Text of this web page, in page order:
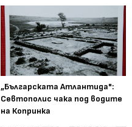
„Българската Атлантида":
Севтополис чака под водите
на Копринка